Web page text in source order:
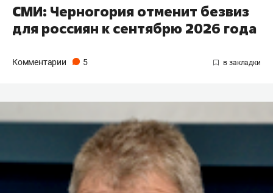
СМИ: Черногория отменит безвиз
для россиян к сентябрю 2026 года
Комментарии 5